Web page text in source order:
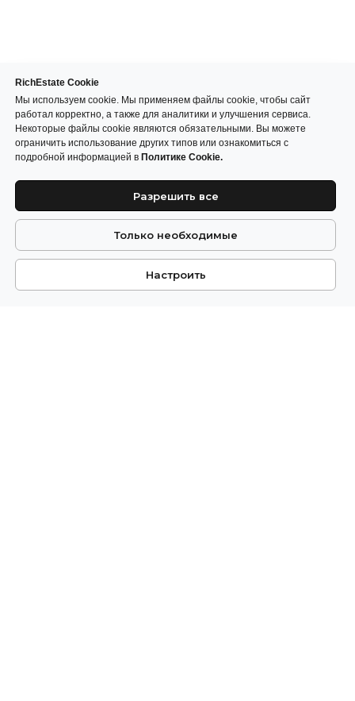
RichEstate Cookie
Мы используем cookie. Мы применяем файлы cookie, чтобы сайт
работал корректно, а также для аналитики и улучшения сервиса.
Некоторые файлы cookie являются обязательными. Вы можете
ограничить использование других типов или ознакомиться с
подробной информацией в Политике Cookie.
Разрешить все
Только необходимые
Настроить